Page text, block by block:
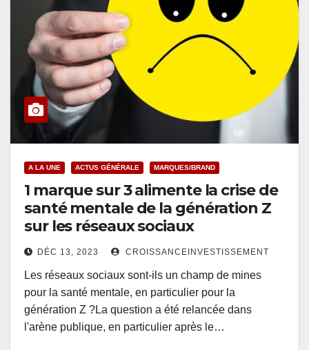
A LA UNE ACTUS GÉNÉRALE MARQUES/BRAND
1 marque sur 3 alimente la crise de
santé mentale de la génération Z
sur les réseaux sociaux
DÉC 13, 2023 CROISSANCEINVESTISSEMENT
Les réseaux sociaux sont-ils un champ de mines
pour la santé mentale, en particulier pour la
génération Z ?La question a été relancée dans
l'arène publique, en particulier après le…